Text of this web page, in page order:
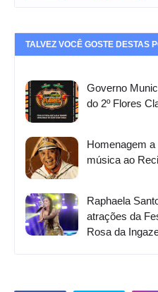
TALVEZ VOCÊ GOSTE DESTAS
Governo
do 2º Flores
Homenagem
música ao
Raphaela
atrações da
Rosa da